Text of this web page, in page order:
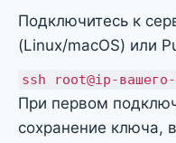
Подключитесь к
(Linux/macOS) или
ssh root@ip-вашего-
При первом
сохранение ключа,